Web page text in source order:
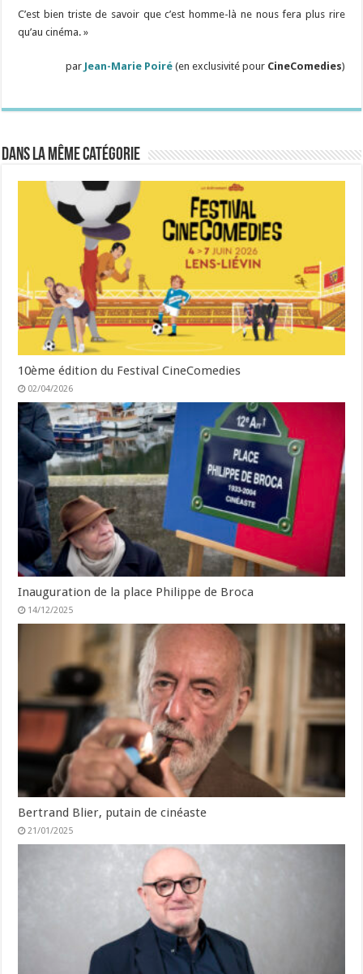
C’est bien triste de savoir que c’est homme-là ne nous fera plus rire
qu’au cinéma. »
par Jean-Marie Poiré(en exclusivité pour CineComedies)
Dans la même catégorie
10ème édition du Festival CineComedies
02/04/2026
Inauguration de la place Philippe de Broca
14/12/2025
Bertrand Blier, putain de cinéaste
21/01/2025